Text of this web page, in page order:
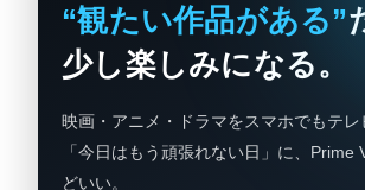
“観たい作品がある”
少し楽しみになる。
映画・アニメ・ドラマをスマホでもテレ
「今日はもう頑張れない日」に、Prime
どいい。